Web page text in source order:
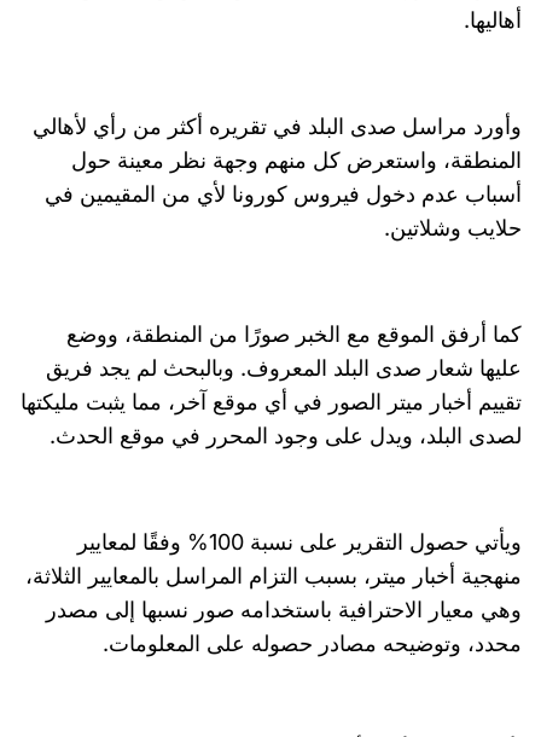
أهاليها.
وأورد مراسل صدى البلد في تقريره أكثر من رأي لأهالي
المنطقة، واستعرض كل منهم وجهة نظر معينة حول
أسباب عدم دخول فيروس كورونا لأي من المقيمين في
حلايب وشلاتين.
كما أرفق الموقع مع الخبر صورًا من المنطقة، ووضع
عليها شعار صدى البلد المعروف. وبالبحث لم يجد فريق
تقييم أخبار ميتر الصور في أي موقع آخر، مما يثبت مليكتها
لصدى البلد، ويدل على وجود المحرر في موقع الحدث.
ويأتي حصول التقرير على نسبة 100% وفقًا لمعايير
منهجية أخبار ميتر، بسبب التزام المراسل بالمعايير الثلاثة،
وهي معيار الاحترافية باستخدامه صور نسبها إلى مصدر
محدد، وتوضيحه مصادر حصوله على المعلومات.